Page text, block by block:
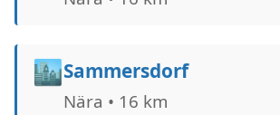
🏙️Sammersdorf
Nära • 16 km